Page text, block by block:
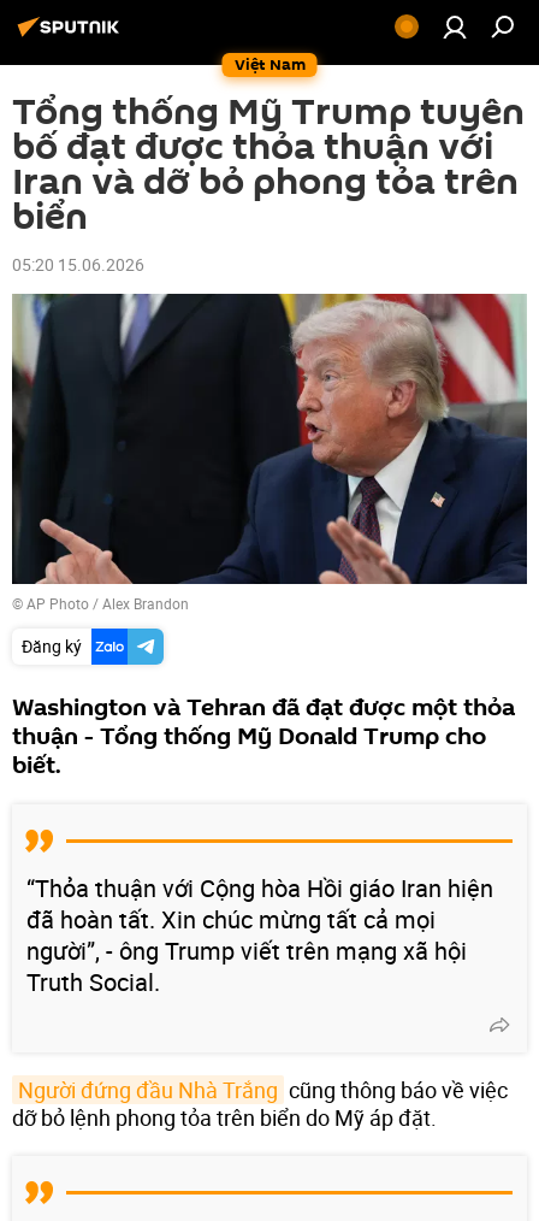
Việt Nam
Tổng thống Mỹ Trump tuyên
bố đạt được thỏa thuận với
Iran và dỡ bỏ phong tỏa trên
biển
05:20 15.06.2026
© AP Photo / Alex Brandon
Đăng ký
Washington và Tehran đã đạt được một thỏa
thuận - Tổng thống Mỹ Donald Trump cho
biết.
“Thỏa thuận với Cộng hòa Hồi giáo Iran hiện
đã hoàn tất. Xin chúc mừng tất cả mọi
người”, - ông Trump viết trên mạng xã hội
Truth Social.
Người đứng đầu Nhà Trắng cũng thông báo về việc
dỡ bỏ lệnh phong tỏa trên biển do Mỹ áp đặt.